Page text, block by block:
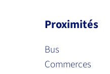
Proximités
Bus
Commerces